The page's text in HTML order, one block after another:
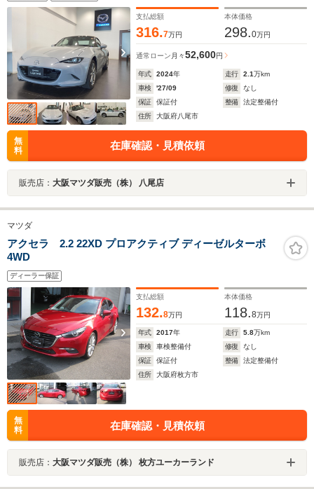
支払総額
316.7万円
本体価格
298.0万円
通常ローン 月々52,600円
年式 2024年 走行 2.1万km
車検
'27/09 修復
なし
保証
保証付 整備
法定整備付
住所
大阪府八尾市
無
料
在庫確認・見積依頼
販売店： 大阪マツダ販売（株） 八尾店
マツダ
アクセラ 2.2 22XD プロアクティブ ディーゼルターボ
4WD
ディーラー保証
支払総額
132.8万円
本体価格
118.8万円
年式 2017年 走行 5.8万km
車検
車検整備付 修復
なし
保証
保証付 整備
法定整備付
住所
大阪府枚方市
無
料
在庫確認・見積依頼
販売店： 大阪マツダ販売（株） 枚方ユーカーランド